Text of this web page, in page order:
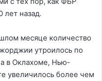
лет назад.
месяце количество
утроилось по
в Оклахоме, Нью-
увеличилось более чем